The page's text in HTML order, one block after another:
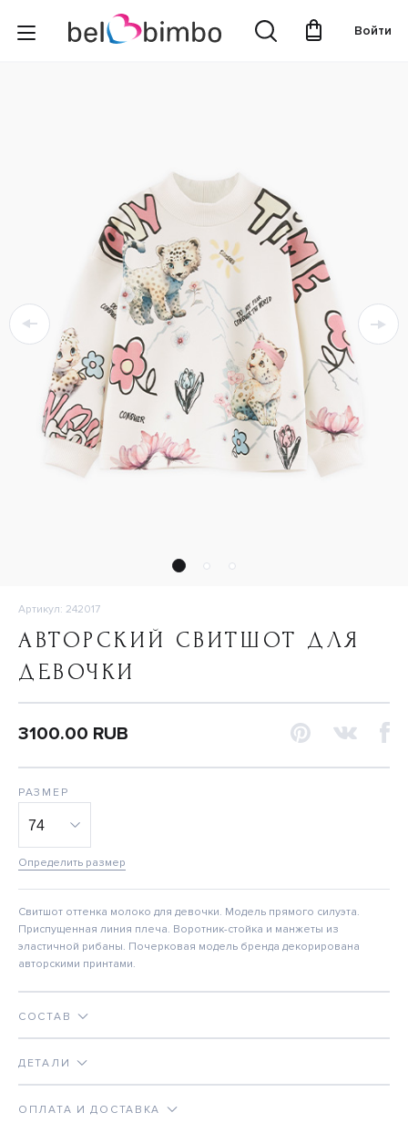
Войти
Артикул: 242017
АВТОРСКИЙ СВИТШОТ ДЛЯ
ДЕВОЧКИ
3100.00 RUB
РАЗМЕР
Определить размер
Свитшот оттенка молоко для девочки. Модель прямого силуэта.
Приспущенная линия плеча. Воротник-стойка и манжеты из
эластичной рибаны. Почерковая модель бренда декорирована
авторскими принтами.
СОСТАВ
ДЕТАЛИ
ОПЛАТА И ДОСТАВКА